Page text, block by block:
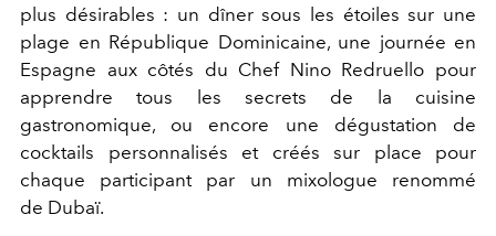
plus désirables : un dîner sous les étoiles sur une
plage en République Dominicaine, une journée en
Espagne aux côtés du Chef Nino Redruello pour
apprendre tous les secrets de la cuisine
gastronomique, ou encore une dégustation de
cocktails personnalisés et créés sur place pour
chaque participant par un mixologue renommé
de Dubaï.